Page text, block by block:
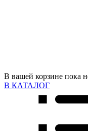
В вашей корзине пока
В КАТАЛОГ